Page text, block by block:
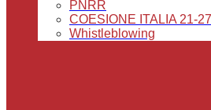
PNRR
COESIONE ITALIA 21-
Whistleblowing